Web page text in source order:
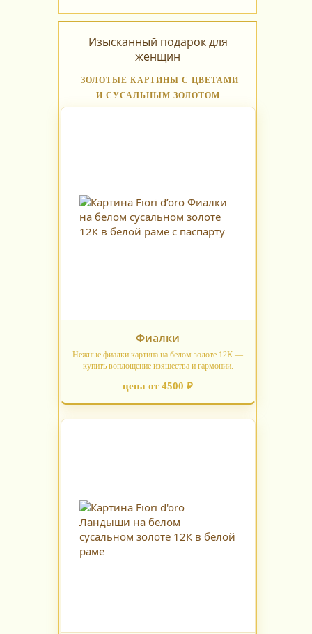
Изысканный подарок для
женщин
ЗОЛОТЫЕ КАРТИНЫ С ЦВЕТАМИ
И СУСАЛЬНЫМ ЗОЛОТОМ
Фиалки
Нежные фиалки картина на белом золоте 12К —
купить воплощение изящества и гармонии.
цена от 4500 ₽